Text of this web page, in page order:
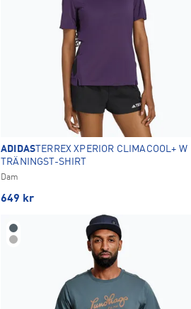
ADIDASTERREX XPERIOR CLIMACOOL+ W
TRÄNINGST-SHIRT
Dam
649 kr